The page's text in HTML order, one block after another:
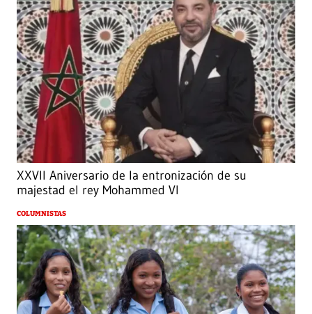
XXVII Aniversario de la entronización de su
majestad el rey Mohammed VI
COLUMNISTAS